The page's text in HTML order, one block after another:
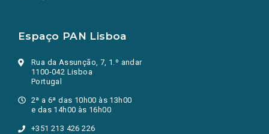
Espaço PAN Lisboa
Rua da Assunção, 7, 1.º andar
1100-042 Lisboa
Portugal
2ª a 6ª das 10h00 às 13h00
e das 14h00 às 16h00
+351 213 426 226